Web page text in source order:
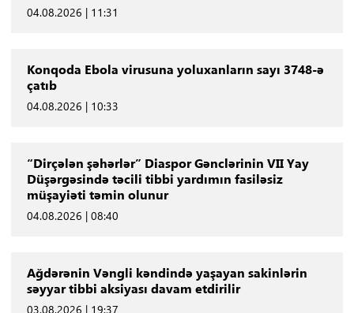
04.08.2026 | 11:31
Konqoda Ebola virusuna yoluxanların sayı 3748-ə
çatıb
04.08.2026 | 10:33
“Dirçələn şəhərlər” Diaspor Gənclərinin VII Yay
Düşərgəsində təcili tibbi yardımın fasiləsiz
müşayiəti təmin olunur
04.08.2026 | 08:40
Ağdərənin Vəngli kəndində yaşayan sakinlərin
səyyar tibbi aksiyası davam etdirilir
03.08.2026 | 19:37